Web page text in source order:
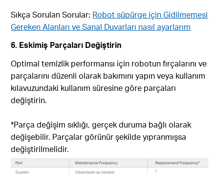
Sıkça Sorulan Sorular: Robot süpürge için Gidilmemesi
Gereken Alanları ve Sanal Duvarları nasıl ayarlarım
6. Eskimiş Parçaları Değiştirin
Optimal temizlik performansı için robotun fırçalarını ve
parçalarını düzenli olarak bakımını yapın veya kullanım
kılavuzundaki kullanım süresine göre parçaları
değiştirin.
*Parça değişim sıklığı, gerçek duruma bağlı olarak
değişebilir. Parçalar görünür şekilde yıpranmışsa
değiştirilmelidir.